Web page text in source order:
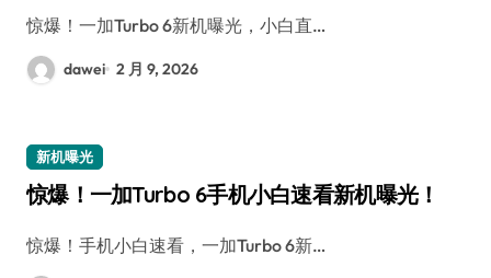
惊爆！一加Turbo 6新机曝光，小白直…
dawei 2 月 9, 2026
新机曝光
惊爆！一加Turbo 6手机小白速看新机曝光！
惊爆！手机小白速看，一加Turbo 6新…